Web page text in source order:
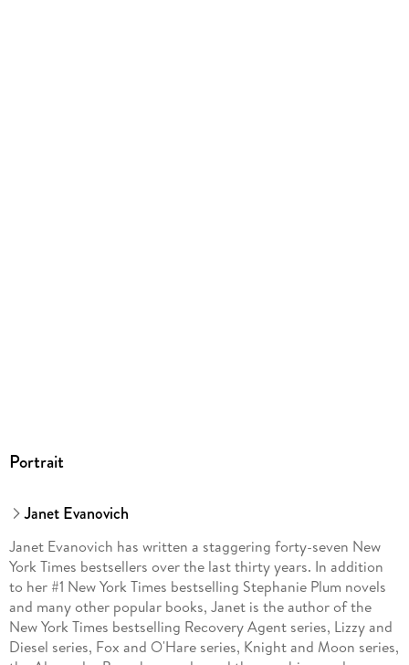
Portrait
Janet Evanovich
Janet Evanovich has written a staggering forty-seven New
York Times bestsellers over the last thirty years. In addition
to her #1 New York Times bestselling Stephanie Plum novels
and many other popular books, Janet is the author of the
New York Times bestselling Recovery Agent series, Lizzy and
Diesel series, Fox and O'Hare series, Knight and Moon series,